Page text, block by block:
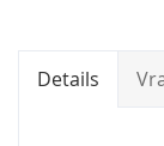
Details